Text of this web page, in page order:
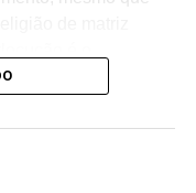
da articulação.
do que nós mesmos.
sendo